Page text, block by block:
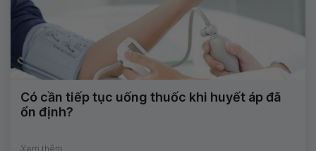
Có cần tiếp tục uống thuốc khi huyết áp đã
ổn định?
Xem thêm